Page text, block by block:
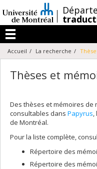
au
contenu
/
Menu
Accueil La recherche
Thèses et
Des thèses et mémoires
consultables dans Papyrus,
de Montréal.
Pour la liste complète,
Répertoire des
Répertoire des